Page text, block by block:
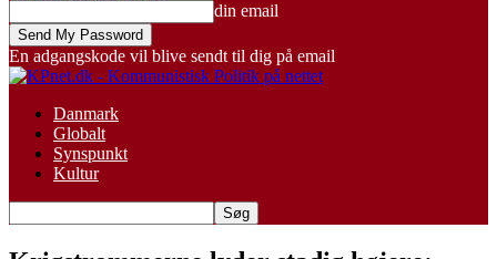
din email
En adgangskode vil blive sendt til dig på email
Danmark
Globalt
Synspunkt
Kultur